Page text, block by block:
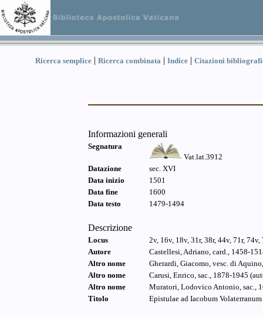
Ricerca semplice | Ricerca combinata | Indice | Citazioni
Informazioni generali
Segnatura
Vat.lat.3912
Datazione
sec. XVI
Data inizio
1501
Data fine
1600
Data testo
1479-1494
Descrizione
Locus
2v, 16v, 18v, 31r, 38r, 44v, 71r, 74v,
Autore
Castellesi, Adriano, card., 1458-
Altro nome
Gherardi, Giacomo, vesc. di
Altro nome
Carusi, Enrico, sac., 1878-1945
Altro nome
Muratori, Lodovico Antonio, sac.,
Titolo
Epistulae ad Iacobum Volaterranum